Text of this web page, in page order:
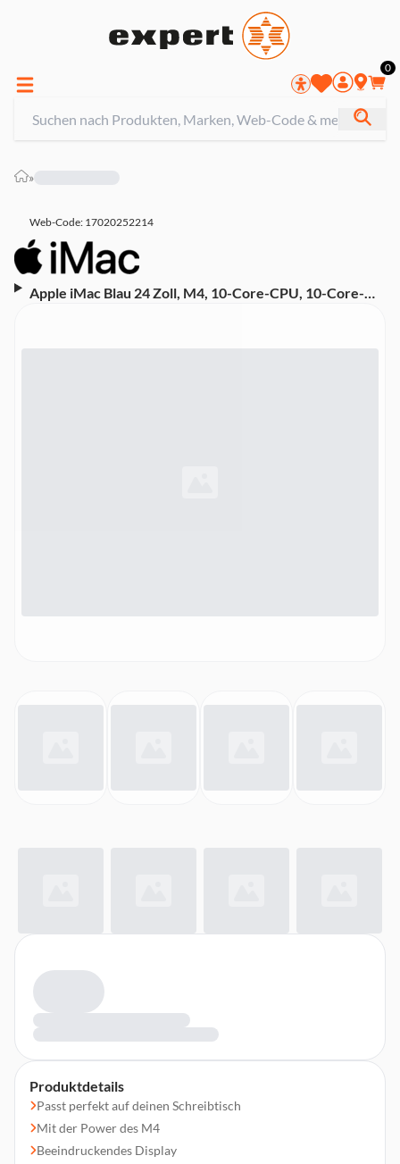
0
»
Web-Code: 17020252214
Apple iMac Blau 24 Zoll, M4, 10-Core-CPU, 10-Core-
Produktdetails
Passt perfekt auf deinen Schreibtisch
Mit der Power des M4
Beeindruckendes Display